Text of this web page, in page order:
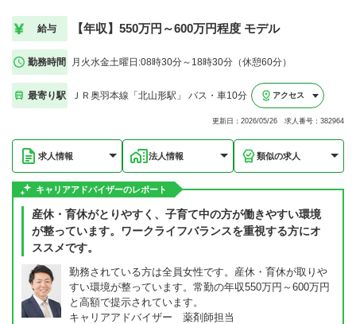
給与 【年収】550万円～600万円程度 モデル
勤務時間 月火水金土曜日:08時30分～18時30分（休憩60分）
最寄り駅 ＪＲ奥羽本線「北山形駅」 バス・車10分 アクセス
更新日：2026/05/26 求人番号：382964
求人情報 法人情報 類似の求人
キャリアアドバイザーのレポート
産休・育休がとりやすく、子育て中の方が働きやすい環境
が整っています。ワークライフバランスを重視する方にオ
ススメです。
勤務されている方は全員女性です。産休・育休が取りや
すい環境が整っています。常勤の年収550万円～600万円
と高額で提示されています。
キャリアアドバイザー 薬剤師担当